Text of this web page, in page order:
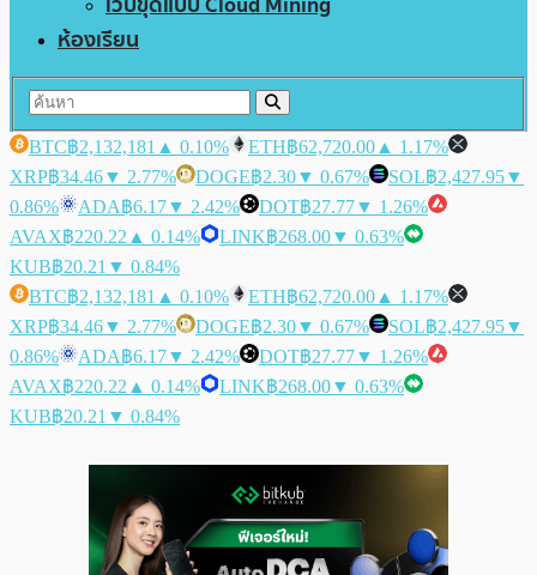
ห้องเรียน
BTC฿2,132,181 ▲ 0.10% ETH฿62,720.00 ▲ 1.17%
XRP฿34.46▼ 2.77% DOGE฿2.30▼ 0.67% SOL฿2,427.95▼
0.86%
ADA฿6.17▼ 2.42% DOT฿27.77▼ 1.26%
AVAX฿220.22 ▲ 0.14% LINK฿268.00▼ 0.63%
KUB฿20.21 ▼ 0.84%
BTC฿2,132,181 ▲ 0.10% ETH฿62,720.00 ▲ 1.17%
XRP฿34.46▼ 2.77% DOGE฿2.30▼ 0.67% SOL฿2,427.95▼
0.86%
ADA฿6.17▼ 2.42% DOT฿27.77▼ 1.26%
AVAX฿220.22 ▲ 0.14% LINK฿268.00▼ 0.63%
KUB฿20.21 ▼ 0.84%